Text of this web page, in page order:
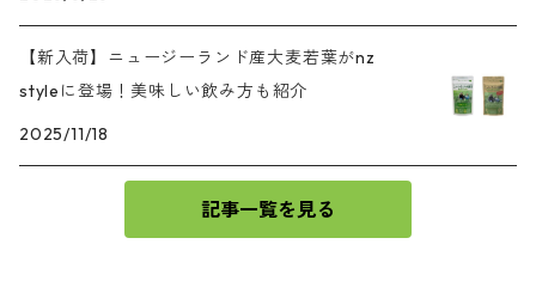
【新入荷】ニュージーランド産大麦若葉がnz
styleに登場！美味しい飲み方も紹介
2025/11/18
記事一覧を見る